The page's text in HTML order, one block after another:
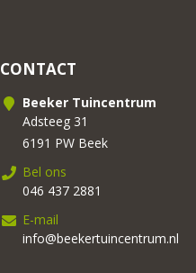
CONTACT
Beeker Tuincentrum
Adsteeg 31
6191 PW Beek
Bel ons
046 437 2881
E-mail
info@beekertuincentrum.nl